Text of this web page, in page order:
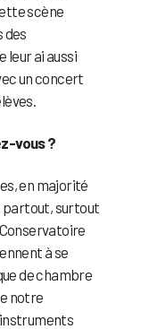
scène
des
leur ai aussi
un concert
vous ?
en majorité
partout, surtout
Conservatoire
à se
de chambre
notre